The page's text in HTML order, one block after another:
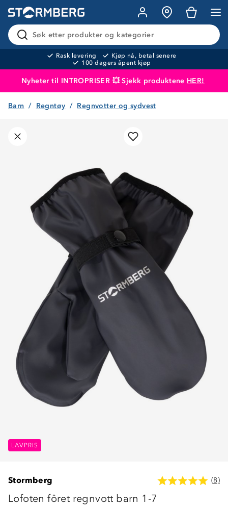
Søk etter produkter og kategorier
Rask levering
Kjøp nå, betal senere
100 dagers åpent kjøp
Nyheter til INTROPRISER 💥 Sjekk produktene HER!
Produktet er lagt i handlekurven
Barn Regntøy Regnvotter og sydvest
LAVPRIS
Stormberg (8)
Lofoten fôret regnvott barn 1-7